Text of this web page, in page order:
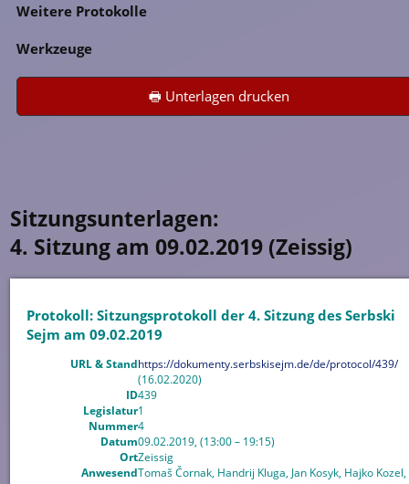
Weitere Protokolle
Werkzeuge
🖶 Unterlagen drucken
Sitzungsunterlagen:
4. Sitzung am 09.02.2019 (Zeissig)
Protokoll: Sitzungsprotokoll der 4. Sitzung des Serbski
Sejm am 09.02.2019
URL & Standhttps://dokumenty.serbskisejm.de/de/protocol/439/
(16.02.2020)
ID439
Legislatur1
Nummer4
Datum09.02.2019, (13:00 – 19:15)
OrtZeissig
AnwesendTomaš Čornak, Handrij Kluga, Jan Kosyk, Hajko Kozel,